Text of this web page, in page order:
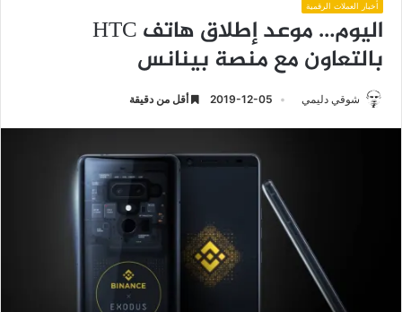
أخبار العملات الرقمية
اليوم… موعد إطلاق هاتف HTC
بالتعاون مع منصة بينانس
شوقي دليمي 2019-12-05 أقل من دقيقة